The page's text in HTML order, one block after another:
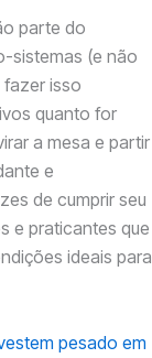
parte do
sistemas (e não
fazer isso
quanto for
a mesa e partir
e
de cumprir seu
e praticantes que
ideais para
pesado em